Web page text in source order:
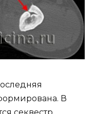
В
секвестр.